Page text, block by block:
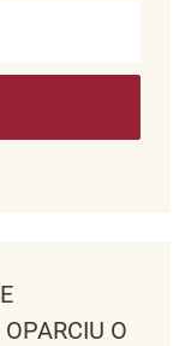
O